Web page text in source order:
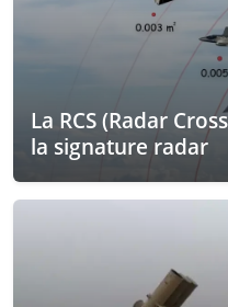
La RCS (Radar
la signature radar